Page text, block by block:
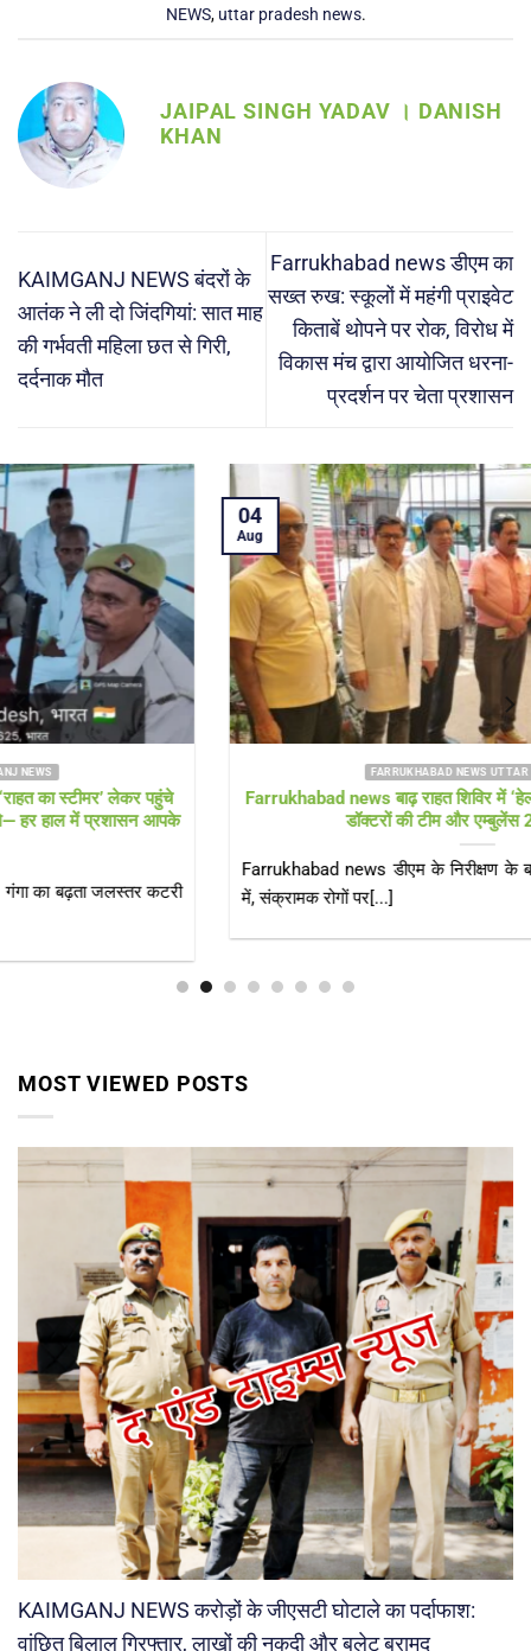
NEWS, uttar pradesh news.
JAIPAL SINGH YADAV । DANISH
KHAN
KAIMGANJ NEWS बंदरों के
आतंक ने ली दो जिंदगियां: सात माह
की गर्भवती महिला छत से गिरी,
दर्दनाक मौत
Farrukhabad news डीएम का
सख्त रुख: स्कूलों में महंगी प्राइवेट
किताबें थोपने पर रोक, विरोध में
विकास मंच द्वारा आयोजित धरना-
प्रदर्शन पर चेता प्रशासन
Farrukhabad news बाढ़ राहत शिविर में ‘हेल्थ अलर्ट’! सीएमओ खुद पहुंचे,
डॉक्टरों की टीम और एम्बुलेंस 24 घंटे तैनात
Farrukhabad news डीएम के निरीक्षण के बाद स्वास्थ्य विभाग एक्शन मोड
में, संक्रामक रोगों पर[...]
04
Aug
MOST VIEWED POSTS
KAIMGANJ NEWS करोड़ों के जीएसटी घोटाले का पर्दाफाश:
वांछित बिलाल गिरफ्तार, लाखों की नकदी और बुलेट बरामद